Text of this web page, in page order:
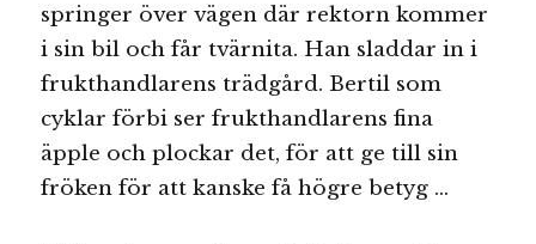
springer över vägen där rektorn kommer
i sin bil och får tvärnita. Han sladdar in i
frukthandlarens trädgård. Bertil som
cyklar förbi ser frukthandlarens fina
äpple och plockar det, för att ge till sin
fröken för att kanske få högre betyg …